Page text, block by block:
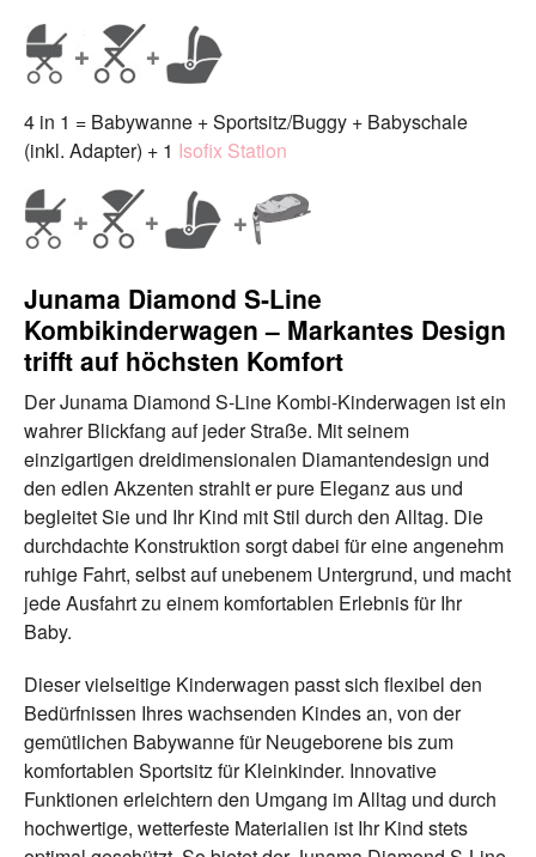
4 in 1 = Babywanne + Sportsitz/Buggy + Babyschale
(inkl. Adapter) + 1 Isofix Station
Junama Diamond S‑Line
Kombikinderwagen – Markantes Design
trifft auf höchsten Komfort
Der Junama Diamond S-Line Kombi-Kinderwagen ist ein
wahrer Blickfang auf jeder Straße. Mit seinem
einzigartigen dreidimensionalen Diamantendesign und
den edlen Akzenten strahlt er pure Eleganz aus und
begleitet Sie und Ihr Kind mit Stil durch den Alltag. Die
durchdachte Konstruktion sorgt dabei für eine angenehm
ruhige Fahrt, selbst auf unebenem Untergrund, und macht
jede Ausfahrt zu einem komfortablen Erlebnis für Ihr
Baby.
Dieser vielseitige Kinderwagen passt sich flexibel den
Bedürfnissen Ihres wachsenden Kindes an, von der
gemütlichen Babywanne für Neugeborene bis zum
komfortablen Sportsitz für Kleinkinder. Innovative
Funktionen erleichtern den Umgang im Alltag und durch
hochwertige, wetterfeste Materialien ist Ihr Kind stets